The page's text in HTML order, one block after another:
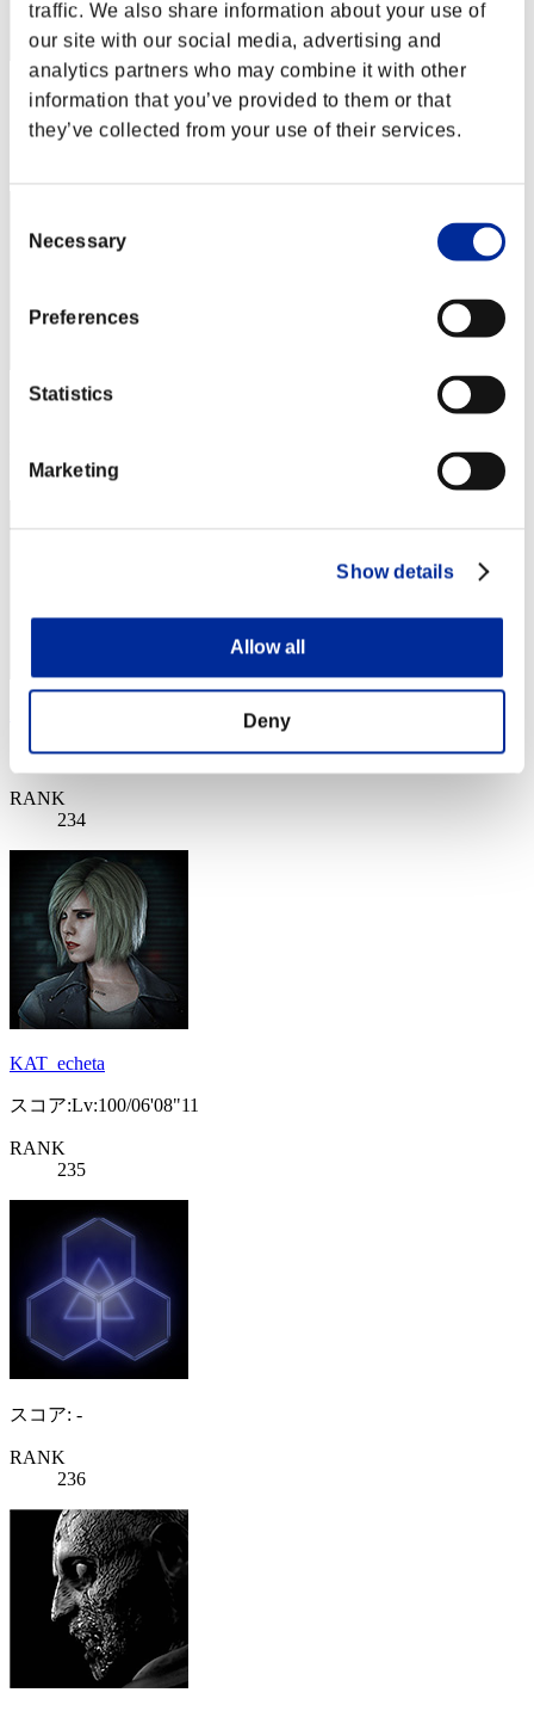
traffic. We also share information about your use of
our site with our social media, advertising and
analytics partners who may combine it with other
information that you’ve provided to them or that
they’ve collected from your use of their services.
Selection
Necessary
Preferences
Statistics
Marketing
Show details
Allow all
Deny
スコア: -
RANK
スコア: -
233
スコア:Lv:100/05'08"76
RANK
234
KAT_echeta
スコア:Lv:100/06'08"11
RANK
235
スコア: -
RANK
236